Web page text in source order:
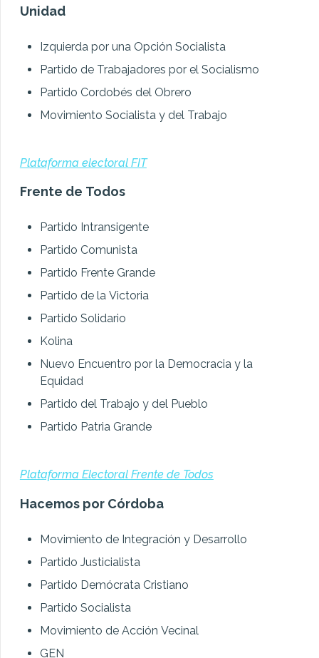
Unidad
Izquierda por una Opción Socialista
Partido de Trabajadores por el Socialismo
Partido Cordobés del Obrero
Movimiento Socialista y del Trabajo
Plataforma electoral FIT
Frente de Todos
Partido Intransigente
Partido Comunista
Partido Frente Grande
Partido de la Victoria
Partido Solidario
Kolina
Nuevo Encuentro por la Democracia y la
Equidad
Partido del Trabajo y del Pueblo
Partido Patria Grande
Plataforma Electoral Frente de Todos
Hacemos por Córdoba
Movimiento de Integración y Desarrollo
Partido Justicialista
Partido Demócrata Cristiano
Partido Socialista
Movimiento de Acción Vecinal
GEN